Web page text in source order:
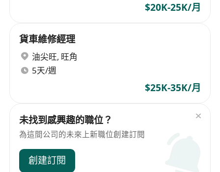
$20K-25K/月
貨車維修經理
油尖旺, 旺角
5天/週
$25K-35K/月
未找到感興趣的職位？
為這間公司的未來上新職位創建訂閱
創建訂閱